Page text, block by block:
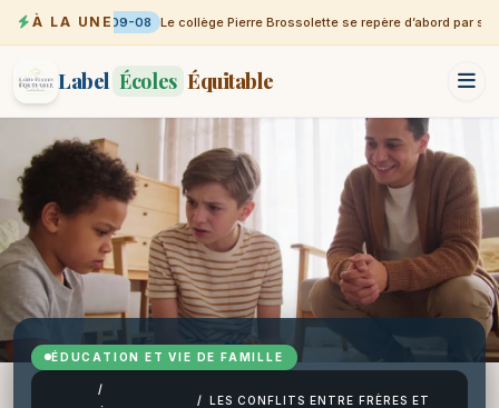
À LA UNE09-08 Le collège Pierre Brossolette se repère d’abord par sa
Label Écoles Équitable
ÉDUCATION ET VIE DE FAMILLE
/
/ LES CONFLITS ENTRE FRÈRES ET